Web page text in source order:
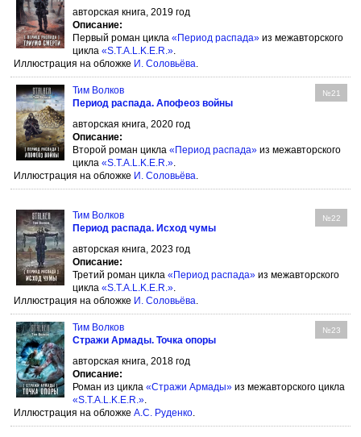
авторская книга, 2019 год
Описание:
Первый роман цикла «Период распада» из межавторского
цикла «S.T.A.L.K.E.R.».
Иллюстрация на обложке И. Соловьёва.
Тим Волков №21
Период распада. Апофеоз войны
авторская книга, 2020 год
Описание:
Второй роман цикла «Период распада» из межавторского
цикла «S.T.A.L.K.E.R.».
Иллюстрация на обложке И. Соловьёва.
Тим Волков №22
Период распада. Исход чумы
авторская книга, 2023 год
Описание:
Третий роман цикла «Период распада» из межавторского
цикла «S.T.A.L.K.E.R.».
Иллюстрация на обложке И. Соловьёва.
Тим Волков №23
Стражи Армады. Точка опоры
авторская книга, 2018 год
Описание:
Роман из цикла «Стражи Армады» из межавторского цикла
«S.T.A.L.K.E.R.».
Иллюстрация на обложке А.С. Руденко.